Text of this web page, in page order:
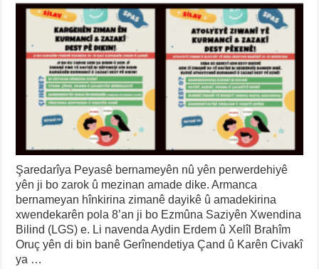
Şaredarîya Peyasê bernameyên nû yên perwerdehiyê
yên ji bo zarok û mezinan amade dike. Armanca
bernameyan hînkirina zimanê dayikê û amadekirina
xwendekarên pola 8’an ji bo Ezmûna Saziyên Xwendina
Bilind (LGS) e. Li navenda Aydin Erdem û Xelîl Brahîm
Oruç yên di bin banê Gerînendetiya Çand û Karên Civakî
ya …